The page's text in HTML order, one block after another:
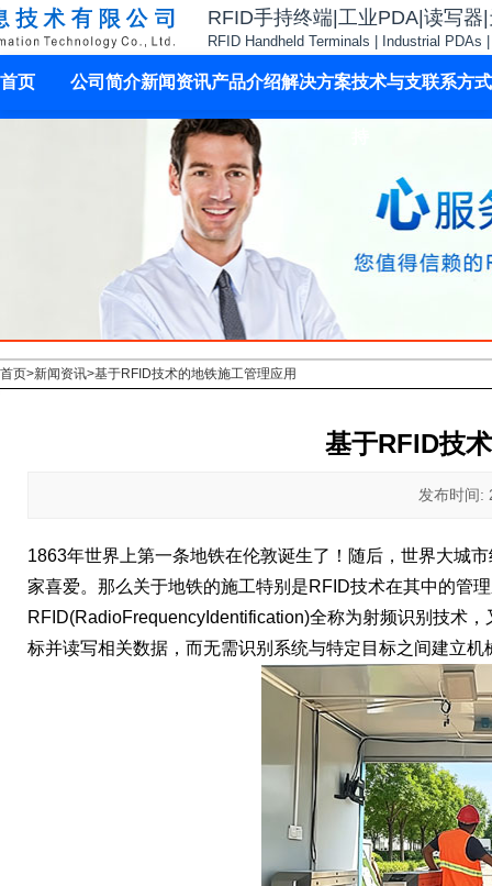
RFID手持终端|工业PDA|读写器
RFID Handheld Terminals | Industrial PDAs
首页 公司简介新闻资讯产品介绍解决方案技术与支联系方式
首页>新闻资讯>基于RFID技术的地铁施工管理应用
基于RFID技
发布时间:
1863年世界上第一条地铁在伦敦诞生了！随后，世界大城
家喜爱。那么关于地铁的施工特别是RFID技术在其中的管
RFID(RadioFrequencyIdentification)全称为射频识别技术
标并读写相关数据，而无需识别系统与特定目标之间建立机